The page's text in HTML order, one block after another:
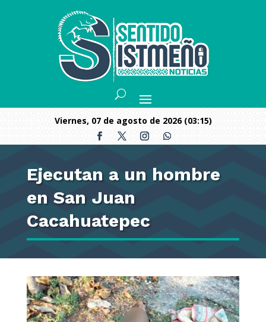
viernes, 07 de agosto de 2026 (03:15)
Ejecutan a un hombre
en San Juan
Cacahuatepec